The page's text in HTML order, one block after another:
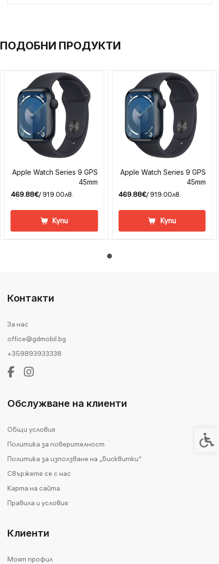
ПОДОБНИ ПРОДУКТИ
Apple Watch Series 9 GPS
45mm
469.88€/ 919.00лв.
Купи
Apple Watch Series 9 GPS
45mm
469.88€/ 919.00лв.
Купи
Контакти
За нас
office@gdmobil.bg
+359893933338
Обслужване на клиенти
Общи условия
Политика за поверителност
Политика за използване на „бисквитки“
Свържете се с нас
Карта на сайта
Правила и условия
Клиенти
Моят профил